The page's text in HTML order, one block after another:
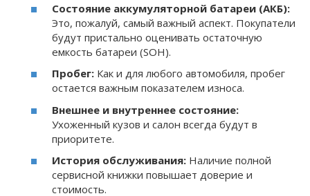
Состояние аккумуляторной батареи (АКБ):
Это, пожалуй, самый важный аспект. Покупатели
будут пристально оценивать остаточную
емкость батареи (SOH).
Пробег: Как и для любого автомобиля, пробег
остается важным показателем износа.
Внешнее и внутреннее состояние:
Ухоженный кузов и салон всегда будут в
приоритете.
История обслуживания: Наличие полной
сервисной книжки повышает доверие и
стоимость.